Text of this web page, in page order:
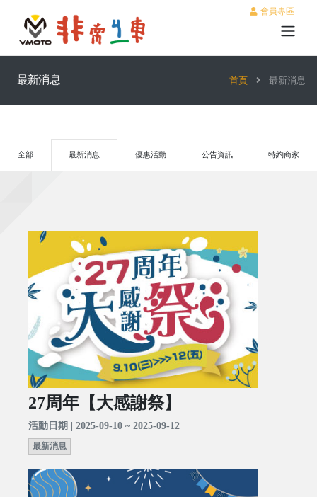
會員專區
最新消息 首頁 最新消息
全部 最新消息 優惠活動 公告資訊 特約商家
27周年【大感謝祭】
活動日期 | 2025-09-10 ~ 2025-09-12
最新消息